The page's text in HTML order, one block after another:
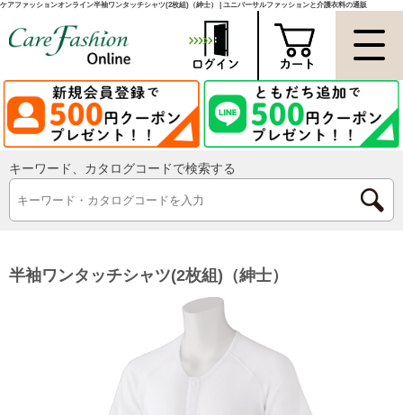
ケアファッションオンライン半袖ワンタッチシャツ(2枚組)（紳士） | ユニバーサルファッションと介護衣料の通販
キーワード、カタログコードで検索する
半袖ワンタッチシャツ(2枚組)（紳士）